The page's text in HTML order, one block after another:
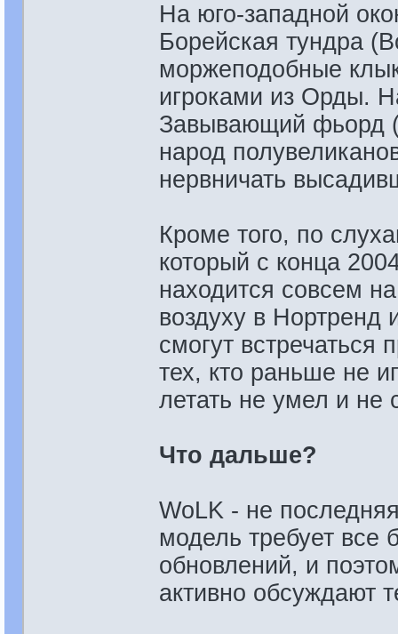
На юго-западной
Борейская тундра
моржеподобные
игроками из Орды.
Завывающий фьорд
народ
нервничать
Кроме того, по
который с конца
находится совсем
воздуху в Нортренд
смогут
тех, кто раньше не
летать не умел и не
Что дальше?
WoLK - не
модель требует все
обновлений, и
активно обсуждают